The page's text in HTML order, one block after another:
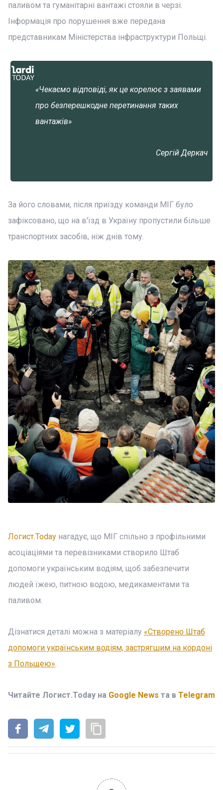
паливом та гуманітарні вантажі стояли в черзі.
Інформація про порушення вже передана
представникам Міністерства інфраструктури Польщі.
«Чекаємо відповіді, як це корелює з заявами
про безперешкодне перетинання таких
вантажів»
Сергій Деркач
За його словами, після приїзду команди МІГ було
зафіксовано, що на в'їзд в Україну пропустили більше
транспортних засобів, ніж днів тому.
Логист.Today нагадує, що МІГ спільно з профільними
асоціаціями та перевізниками створило Штаб
допомоги українським водіям, щоб забезпечити
людей їжею, питною водою, медикаментами та
паливом.
Дізнатися деталі можна з матеріалу «Створено Штаб
допомоги українським водіям, застрягшим на кордоні
з Польщею».
Читайте Логист.Today на Google News та в Telegram